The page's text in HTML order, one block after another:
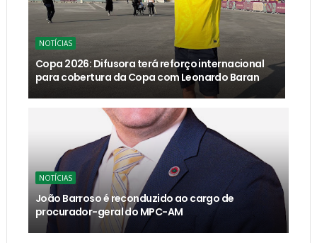
NOTÍCIAS
Copa 2026: Difusora terá reforço internacional
para cobertura da Copa com Leonardo Baran
NOTÍCIAS
João Barroso é reconduzido ao cargo de
procurador-geral do MPC-AM